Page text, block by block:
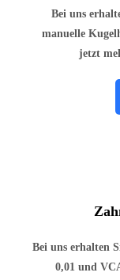
Bei uns
manuelle
jetzt
Bei uns erhalten
0,01 und